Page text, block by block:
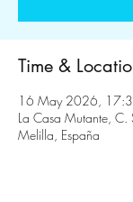
Time &
16 May 2026,
La Casa Mutante,
Melilla, España